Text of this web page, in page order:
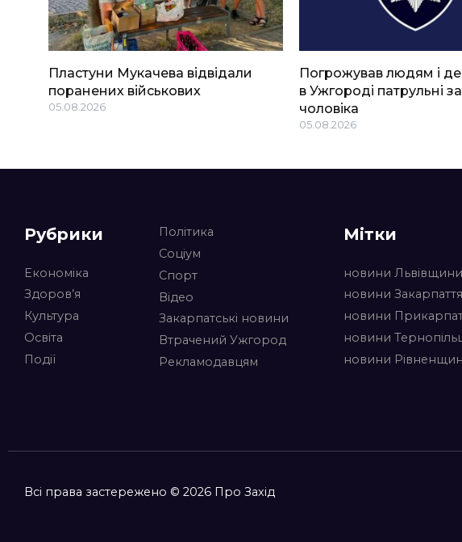
Пластуни Мукачева відвідали
поранених військових
05.08.2026
Погрожував людям і
в Ужгороді патрульні
чоловіка
05.08.2026
Рубрики
Економіка
Здоров’я
Культура
Освіта
Події
Політика
Соціум
Спорт
Відео
Закарпатські новини
Втрачений Ужгород
Рекламодавцям
Мітки
новини Львівщини
новини Закарпаття
новини
новини
новини
Всі права застережено © 2026 Про Захід